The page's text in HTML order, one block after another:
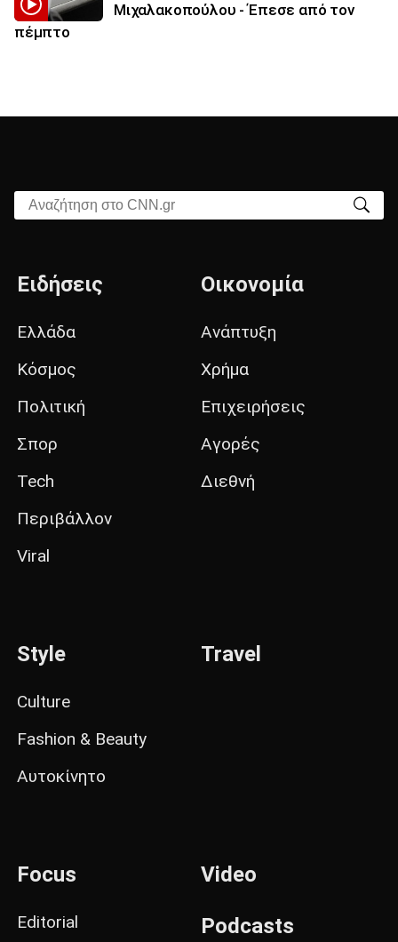
Μιχαλακοπούλου - Έπεσε από τον
πέμπτο
Αναζήτηση στο CNN.gr
Ειδήσεις
Ελλάδα
Κόσμος
Πολιτική
Σπορ
Tech
Περιβάλλον
Viral
Οικονομία
Ανάπτυξη
Χρήμα
Επιχειρήσεις
Αγορές
Διεθνή
Style
Culture
Fashion & Beauty
Αυτοκίνητο
Travel
Focus
Editorial
Video
Podcasts